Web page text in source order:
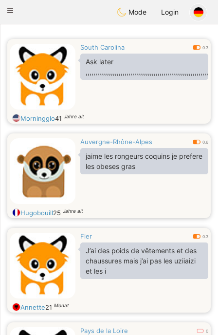
Animour
Toggle
Mode Login
South Carolina 0.3
Ask later
,,,,,,,,,,,,,,,,,,,,,,,,,,,,,,,,,,,,,,,,,,,,,,,,,,,,,,,,,,,,,,,,
Morningglo41 Jahre alt
Auvergne-Rhône-Alpes 0.6
jaime les rongeurs coquins je prefere
les obeses gras
Hugobouill25 Jahre alt
Fier 0.3
J’ai des poids de vêtements et des
chaussures mais j’ai pas les uziiaizi
et les i
Annette21 Monat
Pays de la Loire 0